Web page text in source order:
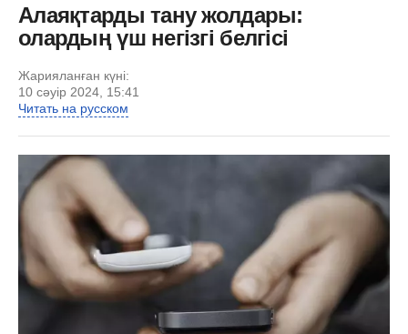
Алаяқтарды тану жолдары:
олардың үш негізгі белгісі
Жарияланған күні:
10 сәуір 2024, 15:41
Читать на русском